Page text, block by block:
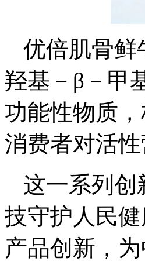
优倍肌骨鲜
羟基－β－甲
功能性物质
消费者对活
这一系列创
技守护人民
产品创新，